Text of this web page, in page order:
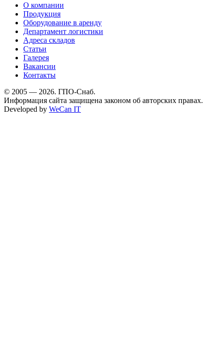
О компании
Продукция
Оборудование в аренду
Департамент логистики
Адреса складов
Статьи
Галерея
Вакансии
Контакты
© 2005 — 2026. ГПО-Снаб.
Информация сайта защищена законом об авторских правах.
Developed by WeCan IT